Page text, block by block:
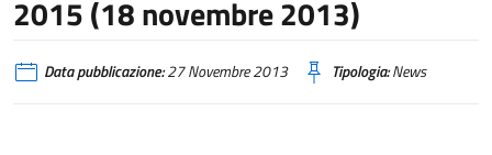
2015 (18 novembre 2013)
Data pubblicazione:27 Novembre 2013 Tipologia:News